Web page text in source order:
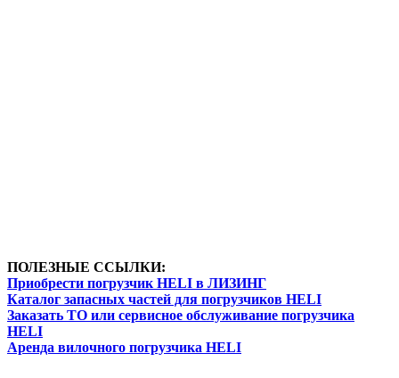
ПОЛЕЗНЫЕ ССЫЛКИ:
Приобрести погрузчик HELI в ЛИЗИНГ
Каталог запасных частей для погрузчиков HELI
Заказать ТО или сервисное обслуживание погрузчика
HELI
Аренда вилочного погрузчика HELI